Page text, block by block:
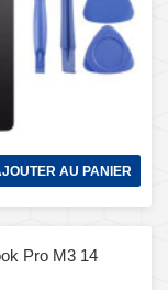
AU PANIER
Pro M3 14